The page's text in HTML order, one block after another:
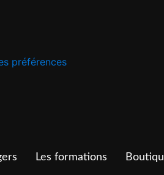
préférences
Les formations